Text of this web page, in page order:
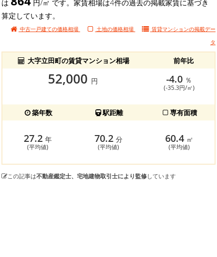
は
円/㎡ です。家賃相場は4件の過去の掲載家賃に基づき
算定しています。
中古一戸建ての価格相場 土地の価格相場 賃貸マンションの掲載デー
タ
大字立田町の賃貸マンション相場 前年比
52,000 円 -4.0 ％
(-35.3円/㎡)
築年数 駅距離 専有面積
27.2 年
(平均値)
70.2 分
(平均値)
60.4 ㎡
(平均値)
この記事は不動産鑑定士、宅地建物取引士により監修しています